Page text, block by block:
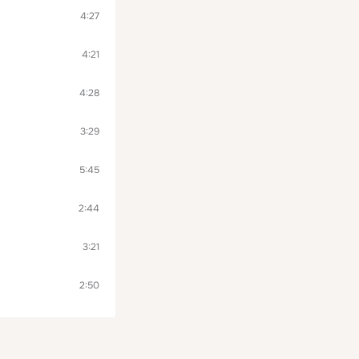
4:27
4:21
4:28
3:29
5:45
2:44
3:21
2:50